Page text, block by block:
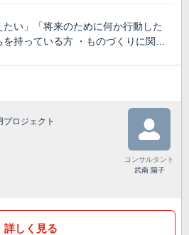
たい」「将来のために何か行動した
を持っている方 ・ものづくりに関…
ロジェクト
コンサルタント
武南 陽子
詳しく見る